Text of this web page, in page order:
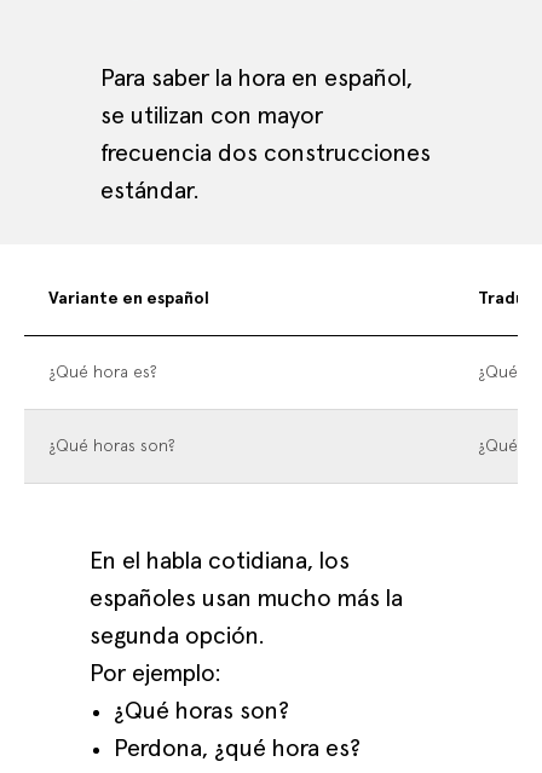
Para saber la hora en español,
se utilizan con mayor
frecuencia dos construcciones
estándar.
Variante en español
¿Qué hora es? ¿Qué
¿Qué horas son? ¿Qué
En el habla cotidiana, los
españoles usan mucho más la
segunda opción.
Por ejemplo:
¿Qué horas son?
Perdona, ¿qué hora es?